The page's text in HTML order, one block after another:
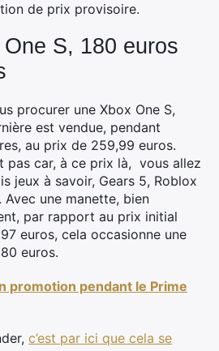
de prix provisoire.
S, 180 euros
procurer une Xbox One S,
est vendue, pendant
au prix de 259,99 euros.
pas car, à ce prix là, vous allez
jeux à savoir, Gears 5, Roblox
Avec une manette, bien
par rapport au prix initial
euros, cela occasionne une
euros.
promotion pendant le Prime
c’est par ici que cela se